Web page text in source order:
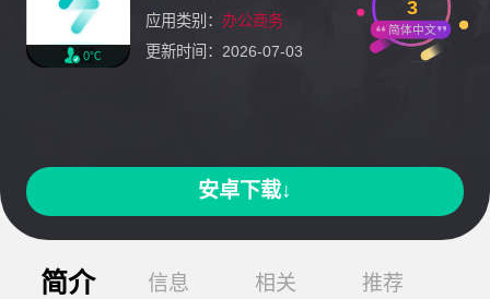
0℃
应用类别： 办公商务
更新时间：2026-07-03
3
简体中文
安卓下载↓
简介 信息 相关 推荐